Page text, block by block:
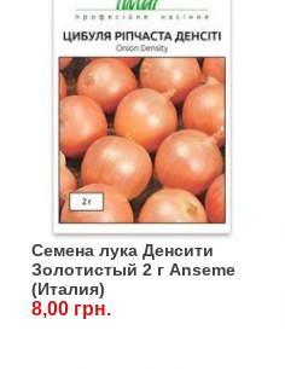
Семена лука Денсити
Золотистый 2 г Anseme
(Италия)
8,00 грн.